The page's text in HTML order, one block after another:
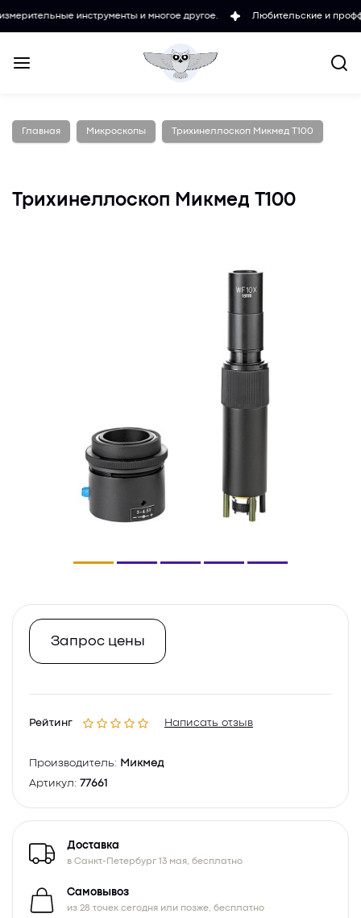
инструменты и многое другое. Любительские и
Главная Микроскопы Трихинеллоскоп Микмед T100
Трихинеллоскоп Микмед T100
Рейтинг Написать отзыв
Производитель: Микмед
Артикул: 77661
Запрос цены
Доставка
в Санкт-Петербург 13 мая, бесплатно
Самовывоз
из 28 точек сегодня или позже, бесплатно